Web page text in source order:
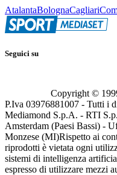
AtalantaBolognaCagliari
Seguici su
Copyright ©
P.Iva 03976881007 - Tutti i
Mediamond S.p.A. - RTI
Amsterdam (Paesi Bassi) -
Monzese (MI)Rispetto ai
riprodotti è vietata ogni
sistemi di intelligenza
espresso di utilizzare mezzi